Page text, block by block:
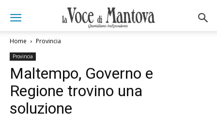
Home Provincia
Provincia
Maltempo, Governo e
Regione trovino una
soluzione